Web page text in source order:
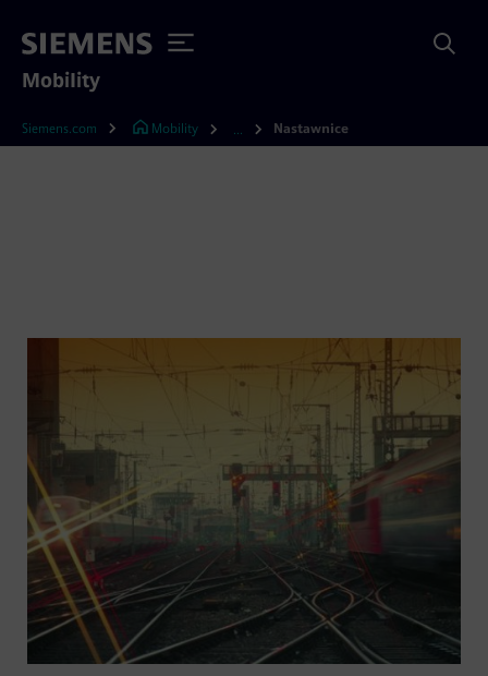
Mobility
Siemens.com Mobility Nastawnice